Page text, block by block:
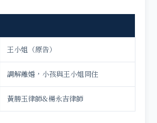
王小姐（原告）
調解離婚，小孩與王小姐同住
黃勝玉律師&楊永吉律師